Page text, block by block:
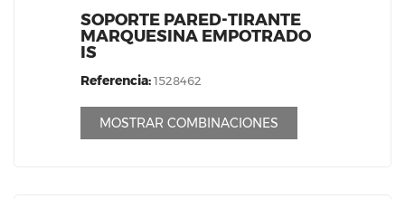
SOPORTE PARED-TIRANTE
MARQUESINA EMPOTRADO
IS
Referencia:1528462
MOSTRAR COMBINACIONES